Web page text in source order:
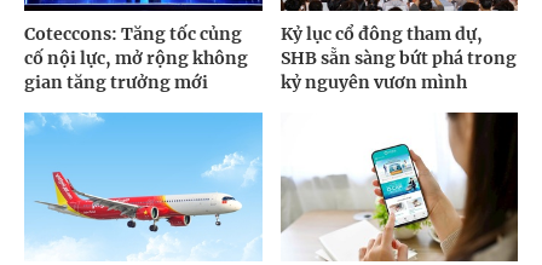
Coteccons: Tăng tốc củng
cố nội lực, mở rộng không
gian tăng trưởng mới
Kỷ lục cổ đông tham dự,
SHB sẵn sàng bứt phá trong
kỷ nguyên vươn mình